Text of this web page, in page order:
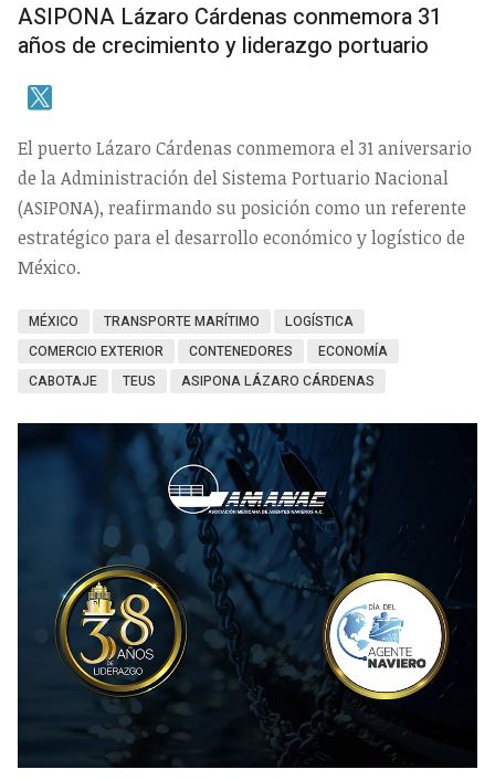
ASIPONA Lázaro Cárdenas conmemora 31
años de crecimiento y liderazgo portuario
El puerto Lázaro Cárdenas conmemora el 31 aniversario
de la Administración del Sistema Portuario Nacional
(ASIPONA), reafirmando su posición como un referente
estratégico para el desarrollo económico y logístico de
México.
MÉXICO TRANSPORTE MARÍTIMO
LOGÍSTICA
COMERCIO EXTERIOR
CONTENEDORES
ECONOMÍA
CABOTAJE
TEUS ASIPONA LÁZARO CÁRDENAS